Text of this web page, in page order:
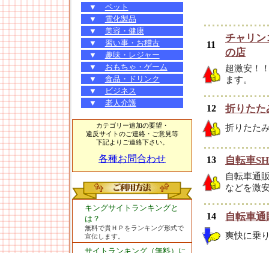
▼
ペット
▼
電化製品
▼
美容・健康
▼
習い事・お稽古
▼
趣味・レジャー
▼
おもちゃ・ゲーム
▼
食品・ドリンク
▼
ビジネス
▼
老人介護
カテゴリー追加の要望・
違反サイトのご連絡・ご意見等
下記よりご連絡下さい。
各種お問合わせ
キングサイトランキングと
は？
無料で貴ＨＰをランキング形式で
宣伝します。
サイトランキング（無料）に
11
チャリ
の店
超激安！
ます。
12 折りたた
折りたた
13 自転車
自転車通
などを激
14 自転車
爽快に乗